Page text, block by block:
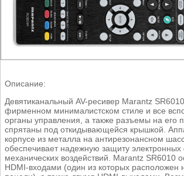
Описание:
Девятиканальный AV-ресивер Marantz
фирменном минималистском стиле и все
органы управления, а также разъемы на его
спрятаны под откидывающейся крышкой.
корпусе из металла на антирезонансном
обеспечивает надежную защиту электронных
механических воздействий. Marantz SR6010
HDMI-входами (один из которых расположен